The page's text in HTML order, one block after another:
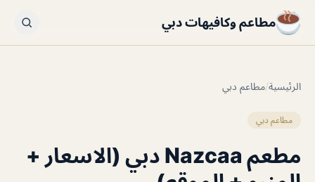
مطاعم وكافيهات دبي
الرئيسية/مطاعم دبي
مطاعم دبي
مطعم Nazcaa دبي (الاسعار +